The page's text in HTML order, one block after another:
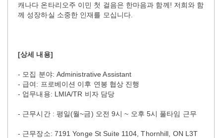
캐나다 온타리오주 이민 첫 걸음은 한마음과 함께! 저희와 함
께 성장하실 소중한 인재를 모십니다.
[상세 내용]
- 모집 분야: Administrative Assistant
- 급여: 프로베이션 이후 연봉 협상 진행
- 업무내용: LMIA/TR 비자 담당
- 근무시간 : 평일(월~금) 오전 9시 ~ 오후 5시 풀타임 근무
- 근무장소: 7191 Yonge St Suite 1104, Thornhill, ON L3T